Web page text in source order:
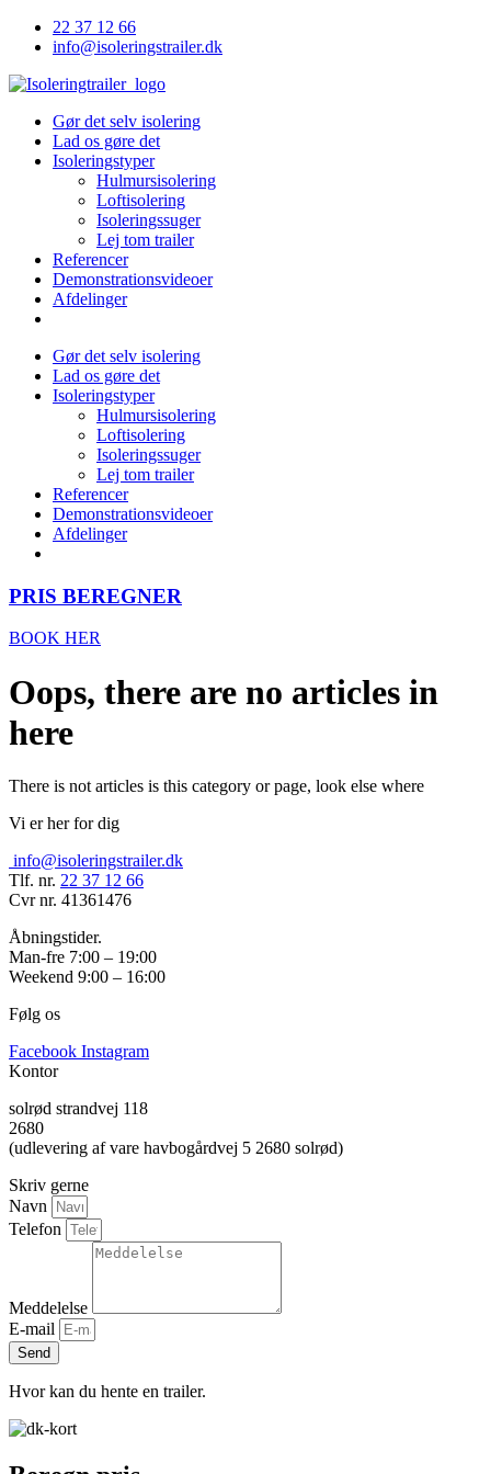
22 37 12 66
info@isoleringstrailer.dk
Gør det selv isolering
Lad os gøre det
Isoleringstyper
Hulmursisolering
Loftisolering
Isoleringssuger
Lej tom trailer
Referencer
Demonstrationsvideoer
Afdelinger
Gør det selv isolering
Lad os gøre det
Isoleringstyper
Hulmursisolering
Loftisolering
Isoleringssuger
Lej tom trailer
Referencer
Demonstrationsvideoer
Afdelinger
PRIS BEREGNER
BOOK HER
Oops, there are no articles in
here
There is not articles is this category or page, look else where
Vi er her for dig
info@isoleringstrailer.dk
Tlf. nr. 22 37 12 66
Cvr nr. 41361476
Åbningstider.
Man-fre 7:00 – 19:00
Weekend 9:00 – 16:00
Følg os
Facebook Instagram
Kontor
solrød strandvej 118
2680
(udlevering af vare havbogårdvej 5 2680 solrød)
Skriv gerne
Navn
Telefon
Meddelelse
E-mail
Send
Hvor kan du hente en trailer.